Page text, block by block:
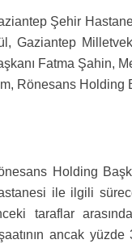
Şehir
Gaziantep
Fatma Şahin,
Rönesans Holding
Holding
ile ilgili
taraflar
ancak yüzde